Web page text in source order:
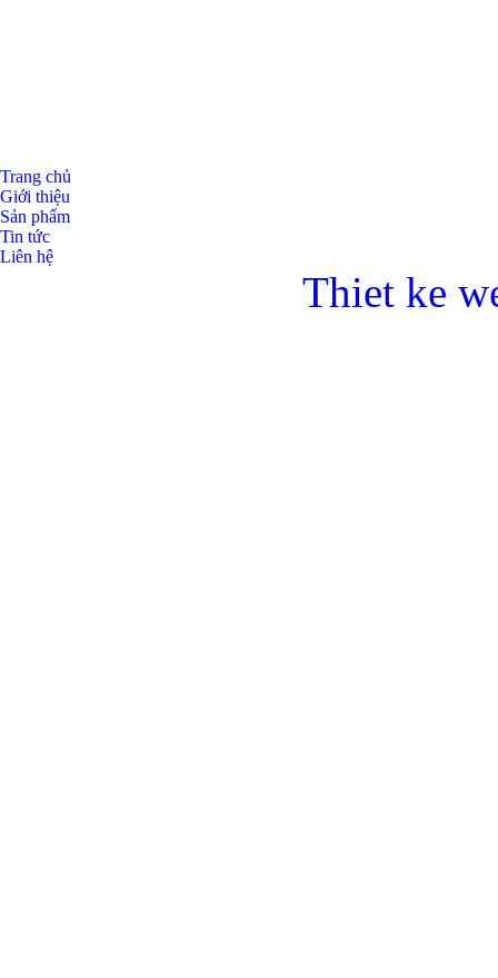
Trang chủ
Giới thiệu
Sản phẩm
Tin tức
Liên hệ
Thiet ke